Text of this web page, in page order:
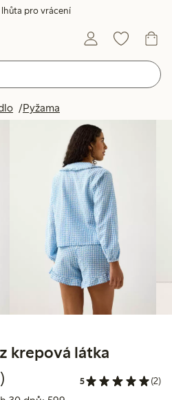
pro vrácení
Pyžama
krepová látka
400,00 Kč
999,00 Kč
5 (2)